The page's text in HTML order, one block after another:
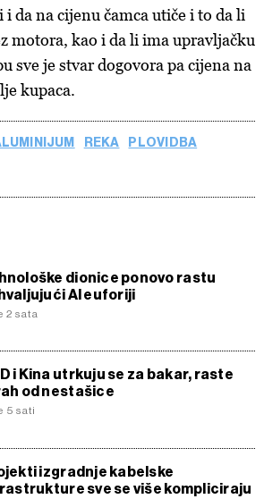
bilo kojem trenutku možete ponovno
detalje“. Privolu možete u bilo
bez negativnih posljedica.
da na cijenu čamca utiče i to da li
motora, kao i da li ima upravljačku
sve je stvar dogovora pa cijena na
kupaca.
REKA
PLOVIDBA
dionice ponovo rastu
AI euforiji
2 sata
i Kina utrkuju se za bakar, raste
od nestašice
5 sati
izgradnje kabelske
sve se više kompliciraju